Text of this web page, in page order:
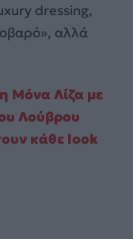
dressing,
αλλά
Μόνα Λίζα με
Λούβρου
κάθε look